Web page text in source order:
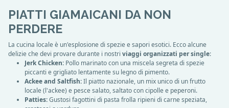
PIATTI GIAMAICANI DA NON
PERDERE
La cucina locale è un'esplosione di spezie e sapori esotici. Ecco alcune
delizie che devi provare durante i nostri viaggi organizzati per single:
Jerk Chicken: Pollo marinato con una miscela segreta di spezie
piccanti e grigliato lentamente su legno di pimento.
Ackee and Saltfish:Il piatto nazionale, un mix unico di un frutto
locale (l'ackee) e pesce salato, saltato con cipolle e peperoni.
Patties:Gustosi fagottini di pasta frolla ripieni di carne speziata,